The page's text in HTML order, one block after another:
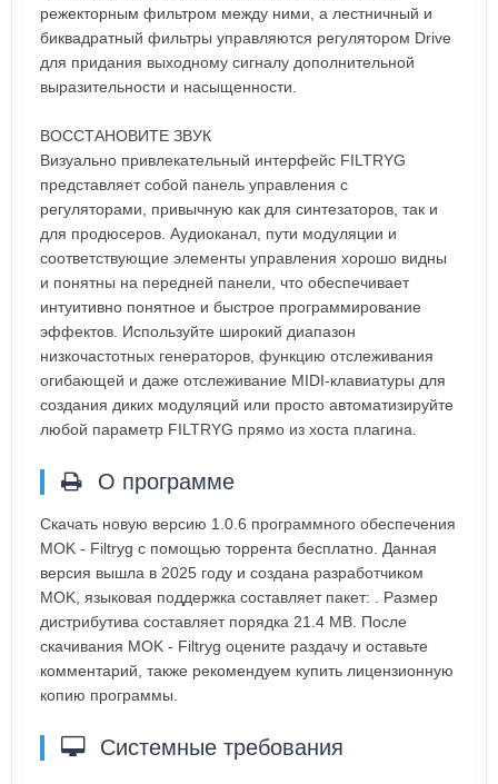
режекторным фильтром между ними, а лестничный и
биквадратный фильтры управляются регулятором Drive
для придания выходному сигналу дополнительной
выразительности и насыщенности.
ВОССТАНОВИТЕ ЗВУК
Визуально привлекательный интерфейс FILTRYG
представляет собой панель управления с
регуляторами, привычную как для синтезаторов, так и
для продюсеров. Аудиоканал, пути модуляции и
соответствующие элементы управления хорошо видны
и понятны на передней панели, что обеспечивает
интуитивно понятное и быстрое программирование
эффектов. Используйте широкий диапазон
низкочастотных генераторов, функцию отслеживания
огибающей и даже отслеживание MIDI-клавиатуры для
создания диких модуляций или просто автоматизируйте
любой параметр FILTRYG прямо из хоста плагина.
О программе
Скачать новую версию 1.0.6 программного обеспечения
MOK - Filtryg с помощью торрента бесплатно. Данная
версия вышла в 2025 году и создана разработчиком
MOK, языковая поддержка составляет пакет: . Размер
дистрибутива составляет порядка 21.4 MB. После
скачивания MOK - Filtryg оцените раздачу и оставьте
комментарий, также рекомендуем купить лицензионную
копию программы.
Системные требования